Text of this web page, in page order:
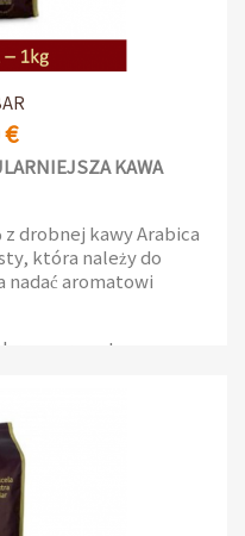
KAWA
z drobnej kawy Arabica
która należy do
nadać aromatowi
aromatu